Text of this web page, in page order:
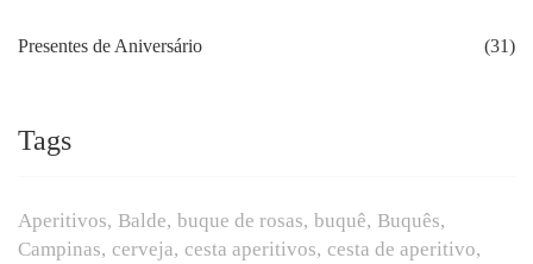
Presentes de Aniversário (31)
Tags
Aperitivos Balde buque de rosas buquê Buquês
Campinas cerveja cesta aperitivos cesta de aperitivo